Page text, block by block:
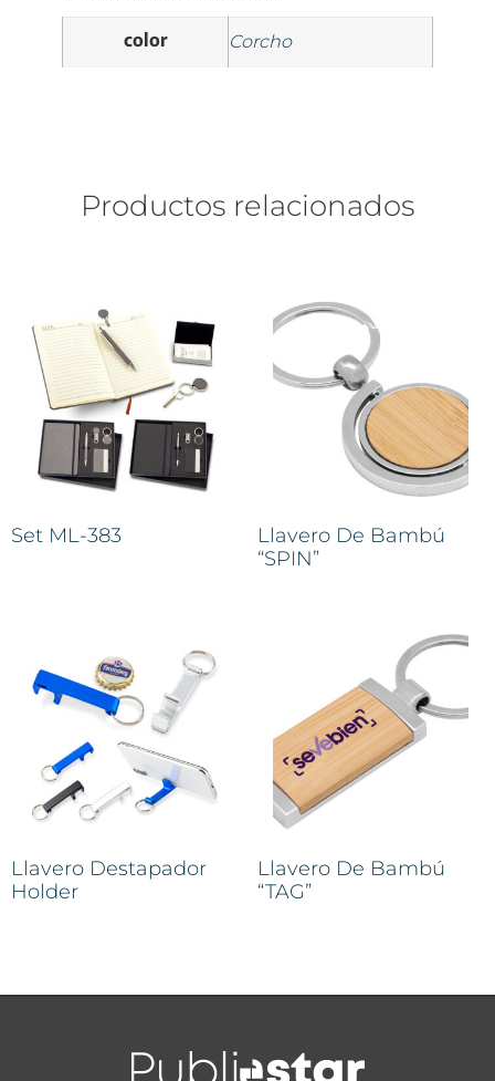
color Corcho
Productos relacionados
Set ML-383
Llavero De Bambú
“SPIN”
Llavero Destapador
Holder
Llavero De Bambú
“TAG”